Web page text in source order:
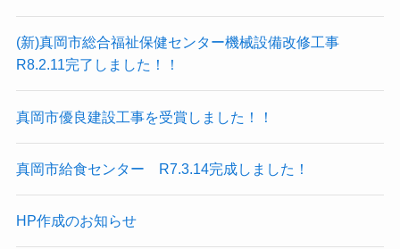
(新)真岡市総合福祉保健センター機械設備改修工事
R8.2.11完了しました！！
真岡市優良建設工事を受賞しました！！
真岡市給食センター R7.3.14完成しました！
HP作成のお知らせ